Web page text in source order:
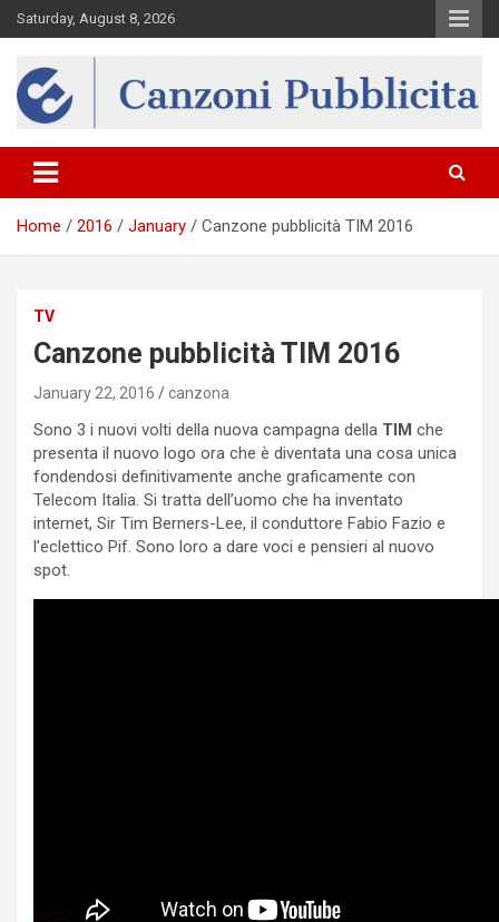
Skip
to
Saturday, August 8, 2026
Canzona
Home 2016 January Canzone pubblicità TIM 2016
TV
Canzone pubblicità TIM 2016
January 22, 2016 canzona
Sono 3 i nuovi volti della nuova campagna della TIM che
presenta il nuovo logo ora che è diventata una cosa unica
fondendosi definitivamente anche graficamente con
Telecom Italia. Si tratta dell’uomo che ha inventato
internet, Sir Tim Berners-Lee, il conduttore Fabio Fazio e
l’eclettico Pif. Sono loro a dare voci e pensieri al nuovo
spot.